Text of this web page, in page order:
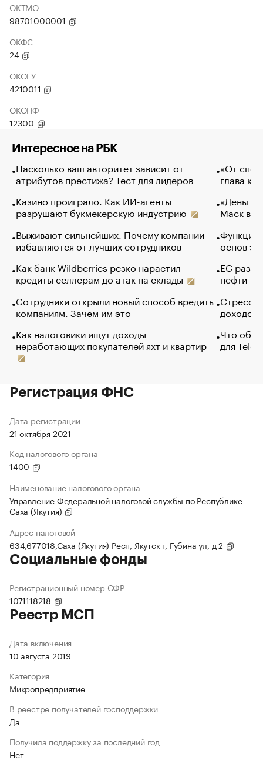
ОКТМО
98701000001
ОКФС
24
ОКОГУ
4210011
ОКОПФ
12300
Интересное на РБК
Насколько ваш авторитет зависит от
атрибутов престижа? Тест для лидеров
Казино проиграло. Как ИИ-агенты
разрушают букмекерскую индустрию
Выживают сильнейших. Почему компании
избавляются от лучших сотрудников
Как банк Wildberries резко нарастил
кредиты селлерам до атак на склады
Сотрудники открыли новый способ вредить
компаниям. Зачем им это
Как налоговики ищут доходы
неработающих покупателей яхт и квартир
«От
глава
«Деньги
Маск в
Функции
основ
ЕС
нефти —
Стресс
доходов
Что
для
Регистрация ФНС
Дата регистрации
21 октября 2021
Код налогового органа
1400
Наименование налогового органа
Управление Федеральной налоговой службы по Республике
Саха (Якутия)
Адрес налоговой
634,677018,Саха (Якутия) Респ, Якутск г, Губина ул, д 2
Социальные фонды
Регистрационный номер СФР
1071118218
Реестр МСП
Дата включения
10 августа 2019
Категория
Микропредприятие
В реестре получателей господдержки
Да
Получила поддержку за последний год
Нет